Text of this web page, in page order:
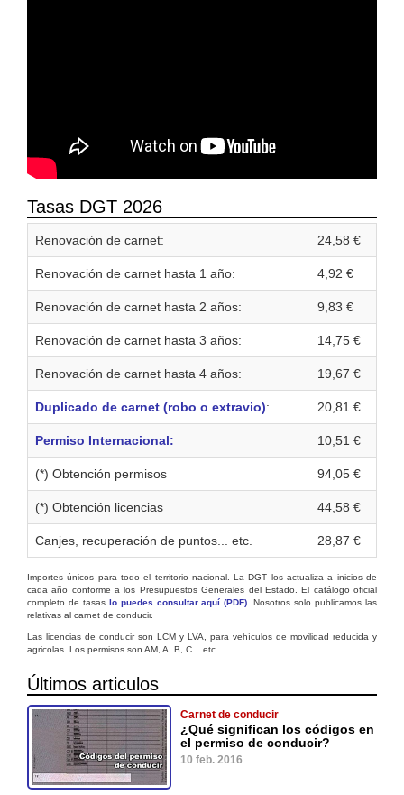
Tasas DGT 2026
Renovación de carnet: 24,58 €
Renovación de carnet hasta 1 año: 4,92 €
Renovación de carnet hasta 2 años: 9,83 €
Renovación de carnet hasta 3 años: 14,75 €
Renovación de carnet hasta 4 años: 19,67 €
Duplicado de carnet (robo o extravio): 20,81 €
Permiso Internacional: 10,51 €
(*) Obtención permisos 94,05 €
(*) Obtención licencias 44,58 €
Canjes, recuperación de puntos... etc. 28,87 €
Importes únicos para todo el territorio nacional. La DGT los actualiza a inicios de
cada año conforme a los Presupuestos Generales del Estado. El catálogo oficial
completo de tasas lo puedes consultar aquí (PDF) . Nosotros solo publicamos las
relativas al carnet de conducir.
Las licencias de conducir son LCM y LVA, para vehículos de movilidad reducida y
agricolas. Los permisos son AM, A, B, C... etc.
Últimos articulos
Carnet de conducir
¿Qué significan los códigos en
el permiso de conducir?
10 feb. 2016